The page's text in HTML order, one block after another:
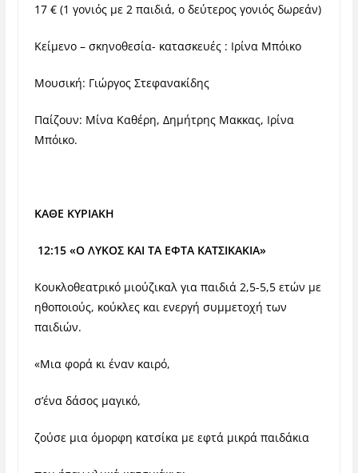
‪17 € (1 γονιός με 2 παιδιά, ο δεύτερος γονιός δωρεάν)‬
Κείμενο – σκηνοθεσία- κατασκευές : Ιρίνα Μπόικο
Μουσική: Γιώργος Στεφανακίδης
Παίζουν: Μίνα Καθέρη, Δημήτρης Μακκας, Ιρίνα
Μπόικο.
ΚΑΘΕ ΚΥΡΙΑΚΗ
12:15 «Ο ΛΥΚΟΣ ΚΑΙ ΤΑ ΕΦΤΑ ΚΑΤΣΙΚΑΚΙΑ»
Κουκλοθεατρικό μιούζικαλ για παιδιά 2,5-5,5 ετών με
ηθοποιούς, κούκλες και ενεργή συμμετοχή των
παιδιών.
«Μια φορά κι έναν καιρό,
σ’ένα δάσος μαγικό,
ζούσε μια όμορφη κατσίκα με εφτά μικρά παιδάκια